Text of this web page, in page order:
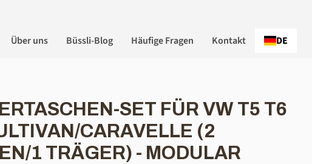
Über uns Büssli-Blog Häufige Fragen Kontakt DE
SET FÜR VW T5 T6
CARAVELLE (2
1 TRÄGER) - MODULAR